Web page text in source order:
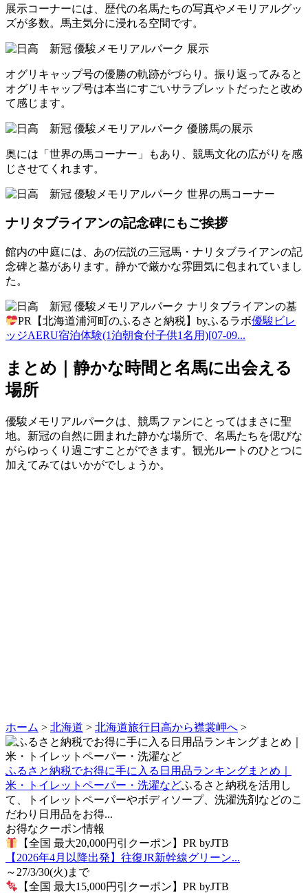
展示コーナーには、歴代の名馬たちの写真やメモリアルグッ
ズが多数。馬主気分に浸れる空間です。
オグリキャップ号の優勝の軌跡がづらり。振り返ってみると
オグリキャップ号は本当にすごいサラブレットだったと改め
て感じます。
奥には「世界の馬コーナー」もあり、競馬文化の広がりを感
じさせてくれます。
ナリタブライアンの記念碑にもご挨拶
館内の中庭には、あの伝説の三冠馬・ナリタブライアンの記
念碑と墓があります。静かで厳かな雰囲気に包まれていまし
た。
PR【北海道浦河町のふるさと納税】byふるラボ優駿ビレ
ッジAERU宿泊体験(1泊朝食付子供1名用)[07-09...
まとめ｜静かな時間と名馬に出会える
場所
優駿メモリアルパークは、競馬ファンにとってはまさに聖
地。新冠の自然に囲まれた静かな場所で、名馬たちを偲びな
がらゆっくり過ごすことができます。観光ルートのひとつに
加えてみてはいかがでしょうか。
ホーム > 北海道 > 北海道旅行日高から襟裳岬へ >
ふるさと納税でお得に手に入る日用品ランキングまとめ｜
米・トイレットペーパー・洗濯などふるさと納税を活用し
て、トイレットペーパーやボディソープ、洗濯洗剤などのこ
だわり日用品をお得...
お得なクーポン情報
【全国 最大20,000円引クーポン】PR byJTB
【2026年4月以降出発】往復JR新幹線グリーン...
～27/3/30(火)まで
【全国 最大15,000円引クーポン】PR byJTB